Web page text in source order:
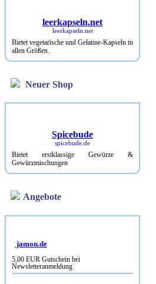
leerkapseln.net
leerkapseln.net
Bietet vegetarische und Gelatine-Kapseln in
allen Größen.
Neuer Shop
Spicebude
spicebude.de
Bietet erstklassige Gewürze &
Gewürzmischungen
Angebote
jamon.de
5,00 EUR Gutschein bei
Newsletteranmeldung